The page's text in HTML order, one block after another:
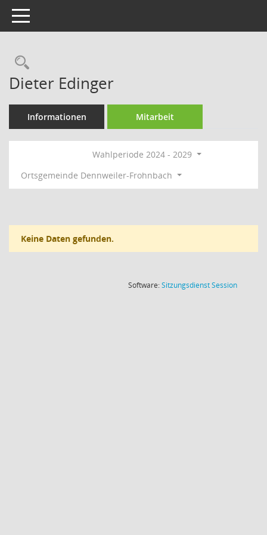
Toggle navigation
Rechercheauswahl
Dieter Edinger
Informationen Mitarbeit
Wahlperiode 2024 - 2029
Ortsgemeinde Dennweiler-Frohnbach
Keine Daten gefunden.
Software:SitzungsdienstSession(Wird in